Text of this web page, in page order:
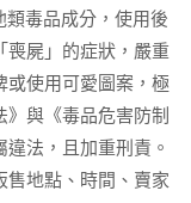
類毒品成分，使用後
喪屍」的症狀，嚴重
或使用可愛圖案，極
與《毒品危害防制
法，且加重刑責。
售地點、時間、賣家